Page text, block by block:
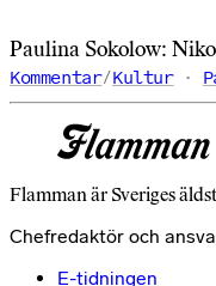
Paulina Sokolow:
Kommentar/Kultur
Flamman är Sveriges
Chefredaktör och
E-tidningen